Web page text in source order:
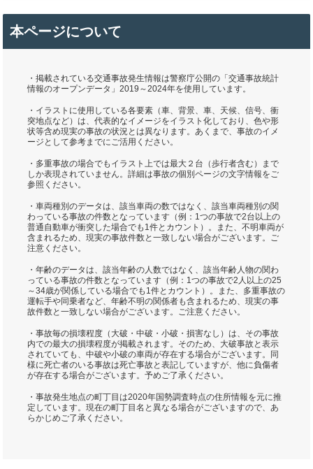
本ページについて
・掲載されている交通事故発生情報は警察庁公開の「交通事故統計
情報のオープンデータ」2019～2024年を使用しています。
・イラストに使用している各要素（車、背景、車、天候、信号、衝
突地点など）は、代表的なイメージをイラスト化しており、色や形
状等含め現実の事故の状況とは異なります。あくまで、事故のイメ
ージとして参考までにご活用ください。
・多重事故の場合でもイラスト上では最大２台（歩行者含む）まで
しか表現されていません。詳細は事故の個別ページの文字情報をご
参照ください。
・車両種別のデータは、該当車両の数ではなく、該当車両種別の関
わっている事故の件数となっています（例：1つの事故で2台以上の
普通自動車が衝突した場合でも1件とカウント）。また、不明車両が
含まれるため、現実の事故件数と一致しない場合がございます。ご
注意ください。
・年齢のデータは、該当年齢の人数ではなく、該当年齢人物の関わ
っている事故の件数となっています（例：1つの事故で2人以上の25
～34歳が関係している場合でも1件とカウント）。また、多重事故の
運転手や同乗者など、年齢不明の関係者も含まれるため、現実の事
故件数と一致しない場合がございます。ご注意ください。
・事故毎の損壊程度（大破・中破・小破・損害なし）は、その事故
内での最大の損壊程度が掲載されます。そのため、大破事故と表示
されていても、中破や小破の車両が存在する場合がございます。同
様に死亡者のいる事故は死亡事故と表記していますが、他に負傷者
が存在する場合がございます。予めご了承ください。
・事故発生地点の町丁目は2020年国勢調査時点の住所情報を元に推
定しています。現在の町丁目名と異なる場合がございますので、あ
らかじめご了承ください。